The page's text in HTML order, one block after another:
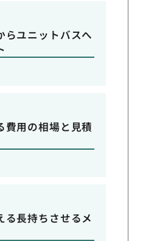
らユニットバスへ
費用の相場と見積
る長持ちさせるメ